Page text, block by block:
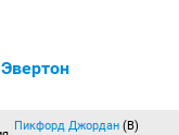
Эвертон
Пикфорд Джордан (В)